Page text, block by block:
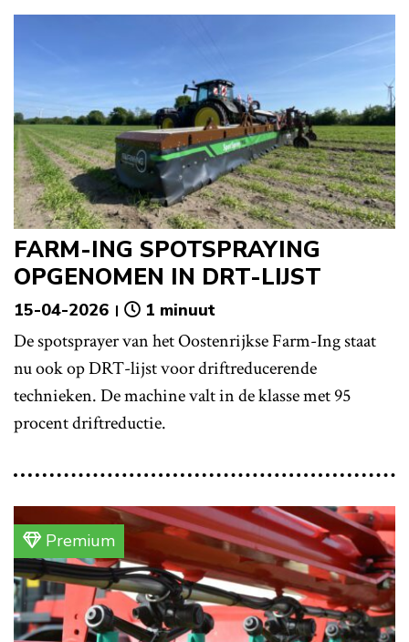
FARM-ING SPOTSPRAYING
OPGENOMEN IN DRT-LIJST
15-04-2026 1 minuut
De spotsprayer van het Oostenrijkse Farm-Ing staat
nu ook op DRT-lijst voor driftreducerende
technieken. De machine valt in de klasse met 95
procent driftreductie.
Premium